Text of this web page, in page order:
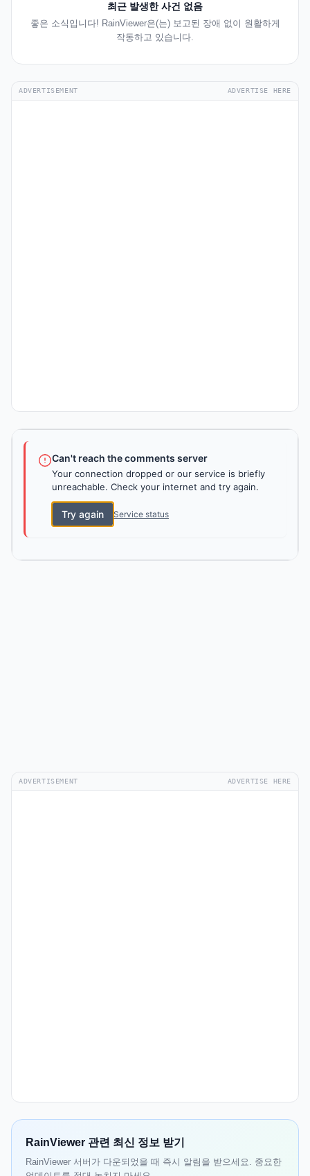
최근 발생한 사건 없음
좋은 소식입니다! RainViewer은(는) 보고된 장애 없이 원활하게
작동하고 있습니다.
ADVERTISEMENT ADVERTISE HERE
Can't reach the comments server
Your connection dropped or our service is briefly
unreachable. Check your internet and try again.
Try again Service status
ADVERTISEMENT ADVERTISE HERE
RainViewer 관련 최신 정보 받기
RainViewer 서버가 다운되었을 때 즉시 알림을 받으세요. 중요한